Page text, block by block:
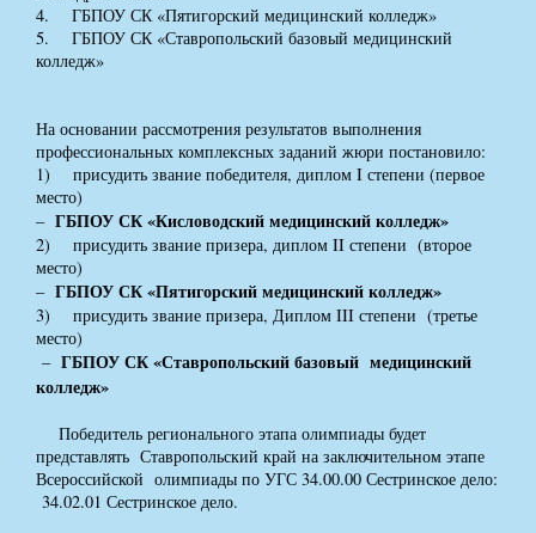
4. ГБПОУ СК «Пятигорский медицинский колледж»
5. ГБПОУ СК «Ставропольский базовый медицинский
колледж»
На основании рассмотрения результатов выполнения
профессиональных комплексных заданий жюри постановило:
1) присудить звание победителя, диплом I степени (первое
место)
– ГБПОУ СК «Кисловодский медицинский колледж»
2) присудить звание призера, диплом II степени (второе
место)
– ГБПОУ СК «Пятигорский медицинский колледж»
3) присудить звание призера, Диплом III степени (третье
место)
– ГБПОУ СК «Ставропольский базовый медицинский
колледж»
Победитель регионального этапа олимпиады будет
представлять Ставропольский край на заключительном этапе
Всероссийской олимпиады по УГС 34.00.00 Сестринское дело:
34.02.01 Сестринское дело.